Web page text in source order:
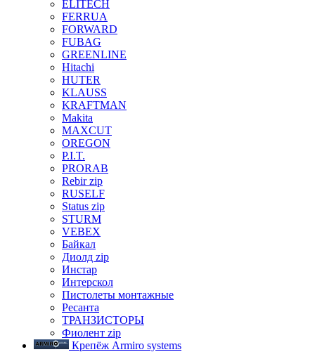
ELITECH
FERRUA
FORWARD
FUBAG
GREENLINE
Hitachi
HUTER
KLAUSS
KRAFTMAN
Makita
MAXCUT
OREGON
P.I.T.
PRORAB
Rebir zip
RUSELF
Status zip
STURM
VEBEX
Байкал
Диолд zip
Инстар
Интерскол
Пистолеты монтажные
Ресанта
ТРАНЗИСТОРЫ
Фиолент zip
Крепёж Armiro systems